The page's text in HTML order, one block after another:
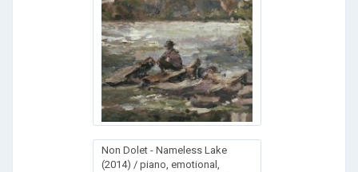
Non Dolet - Nameless Lake
(2014) / piano, emotional,